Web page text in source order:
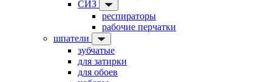
СИЗ
респираторы
рабочие перчатки
шпатели
зубчатые
для затирки
для обоев